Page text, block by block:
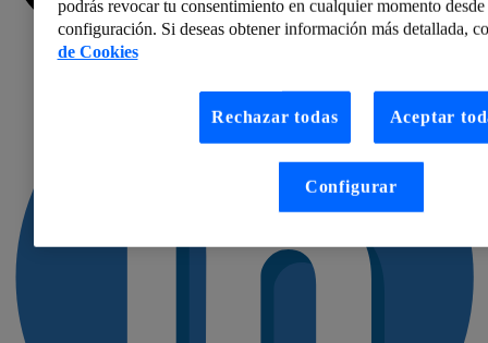
podrás revocar tu consentimiento en cualquier momento
configuración. Si deseas obtener información más detallada,
de Cookies
Rechazar todas Aceptar
Configurar